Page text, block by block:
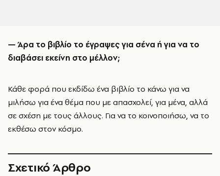
— Άρα το βιβλίο το έγραψες για σένα ή για να το
διαβάσει εκείνη στο μέλλον;
Κάθε φορά που εκδίδω ένα βιβλίο το κάνω για να
μιλήσω για ένα θέμα που με απασχολεί, για μένα, αλλά
σε σχέση με τους άλλους. Για να το κοινοποιήσω, να το
εκθέσω στον κόσμο.
Σχετικό Άρθρο